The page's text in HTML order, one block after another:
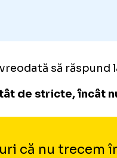
să răspund
de stricte, încât
că nu trecem